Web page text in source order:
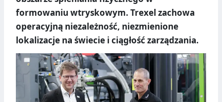
formowaniu wtryskowym. Trexel zachowa
operacyjną niezależność, niezmienione
lokalizacje na świecie i ciągłość zarządzania.